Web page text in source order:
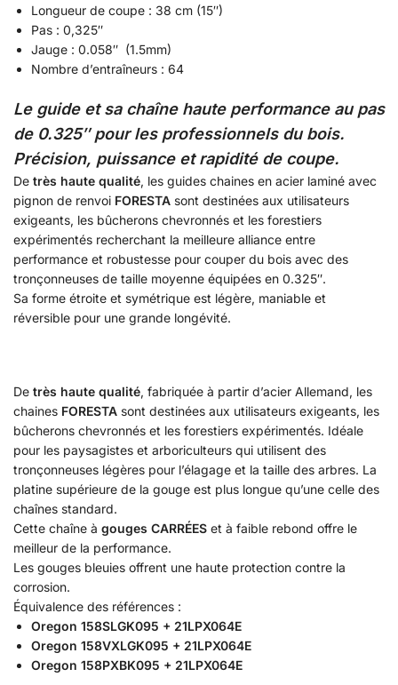
Longueur de coupe : 38 cm (15″)
Pas : 0,325″
Jauge : 0.058″ (1.5mm)
Nombre d’entraîneurs : 64
Le guide et sa chaîne haute performance au pas
de 0.325″pour les professionnels du bois.
Précision, puissance et rapidité de coupe.
De très haute qualité, les guides chaines en acier laminé avec
pignon de renvoi FORESTA sont destinées aux utilisateurs
exigeants, les bûcherons chevronnés et les forestiers
expérimentés recherchant la meilleure alliance entre
performance et robustesse pour couper du bois avec des
tronçonneuses de taille moyenne équipées en 0.325″.
Sa forme étroite et symétrique est légère, maniable et
réversible pour une grande longévité.
De très haute qualité, fabriquée à partir d’acier Allemand, les
chaines FORESTA sont destinées aux utilisateurs exigeants, les
bûcherons chevronnés et les forestiers expérimentés. Idéale
pour les paysagistes et arboriculteurs qui utilisent des
tronçonneuses légères pour l’élagage et la taille des arbres. La
platine supérieure de la gouge est plus longue qu’une celle des
chaînes standard.
Cette chaîne à gouges CARRÉES et à faible rebond offre le
meilleur de la performance.
Les gouges bleuies offrent une haute protection contre la
corrosion.
Équivalence des références :
Oregon 158SLGK095 + 21LPX064E
Oregon 158VXLGK095 + 21LPX064E
Oregon 158PXBK095 + 21LPX064E